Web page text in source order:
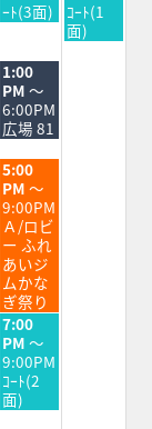
8
月
2026
ｰﾄ(3面)
8
月
30th
ｺｰﾄ(1
面)
土
曜
日,
8
月
29th
2026
1:00
PM ～
6:00PM
広場 81
土
曜
日,
8
月
29th
2026
5:00
PM ～
9:00PM
Ａ/ロビ
ー ふれ
あいジ
ムかな
ぎ祭り
土
曜
日,
8
月
29th
7:00
PM ～
9:00PM
ｺｰﾄ(2
面)